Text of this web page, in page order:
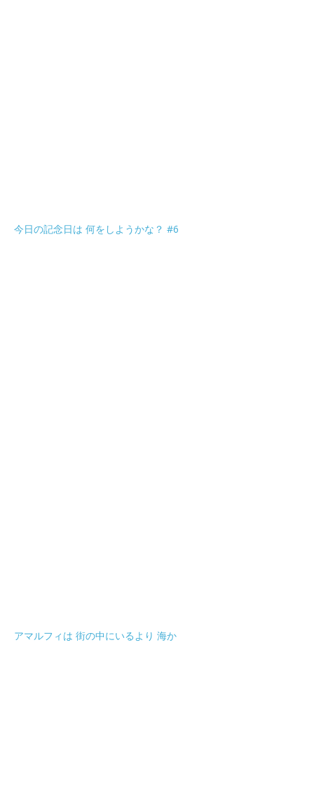
今日の記念日は 何をしようかな？ #6
アマルフィは 街の中にいるより 海か